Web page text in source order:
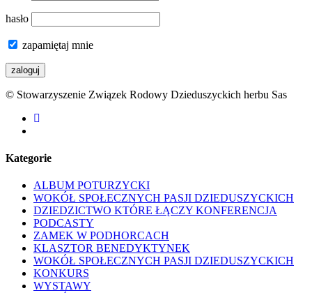
hasło
zapamiętaj mnie
© Stowarzyszenie Związek Rodowy Dzieduszyckich herbu Sas
facebook
Kategorie
ALBUM POTURZYCKI
WOKÓŁ SPOŁECZNYCH PASJI DZIEDUSZYCKICH
DZIEDZICTWO KTÓRE ŁĄCZY KONFERENCJA
PODCASTY
ZAMEK W PODHORCACH
KLASZTOR BENEDYKTYNEK
WOKÓŁ SPOŁECZNYCH PASJI DZIEDUSZYCKICH
KONKURS
WYSTAWY